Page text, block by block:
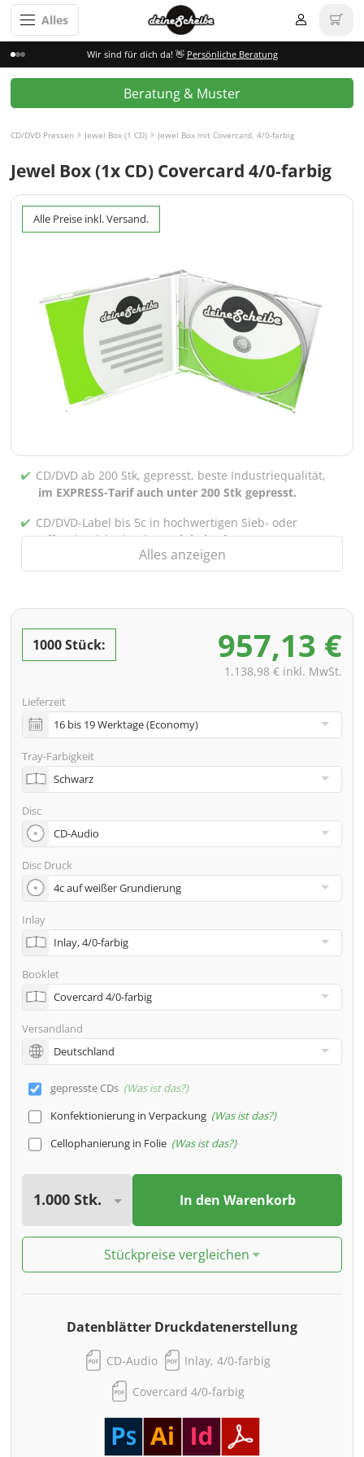
Alles
Wir sind für dich da! 👋 Persönliche Beratung
Beratung & Muster
CD/DVD Pressen Jewel Box (1 CD) Jewel Box mit Covercard, 4/0-farbig
Jewel Box (1x CD) Covercard 4/0-farbig
Alle Preise inkl. Versand.
CD/DVD ab 200 Stk, gepresst, beste Industriequalität,
im EXPRESS-Tarif auch unter 200 Stk gepresst.
CD/DVD-Label bis 5c in hochwertigen Sieb- oder
Offsetdruck bedruckt,auch bei gebrannten CDs/DVDs
inkl. PREMIUM Datencheck (Überprüfung der Daten ink.
Screenproof bzw. PDF-Ansichtsdatei vorab zur
inkl. Glasmaster (bei Pressung) & Versand an eine
Adresse
Viele weitere Möglichkeiten wie 2. Lieferadressen,
Neutraler Versand usw. gern auf Anfrage
Alles anzeigen
1000 Stück: 957,13 €
1.138,98 € inkl. MwSt.
Lieferzeit
Tray-Farbigkeit
Disc
Disc Druck
Inlay
Booklet
Versandland
gepresste CDs Was ist das?
Konfektionierung in Verpackung Was ist das?
Cellophanierung in Folie Was ist das?
In den Warenkorb
Stückpreise vergleichen
Datenblätter Druckdatenerstellung
CD-Audio Inlay, 4/0-farbig
Covercard 4/0-farbig